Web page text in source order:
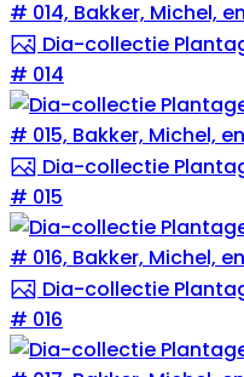
Dia-collectie
# 014
Dia-collectie
# 015
Dia-collectie
# 016